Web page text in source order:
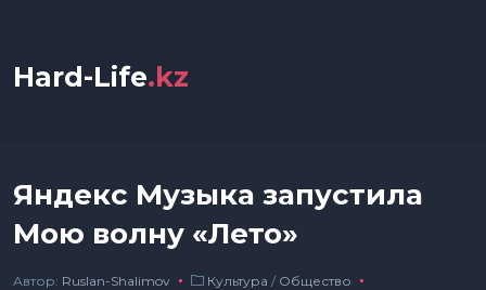
Hard-Life.kz
Яндекс Музыка запустила
Мою волну «Лето»
Автор: Ruslan-Shalimov Культура / Общество